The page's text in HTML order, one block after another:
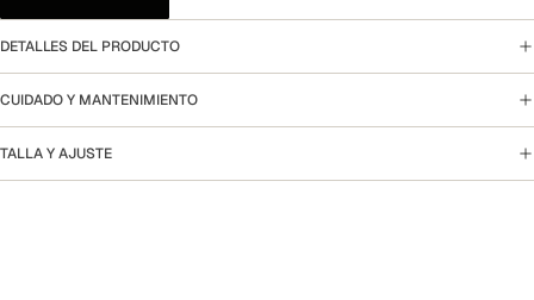
DETALLES DEL PRODUCTO
CUIDADO Y MANTENIMIENTO
TALLA Y AJUSTE